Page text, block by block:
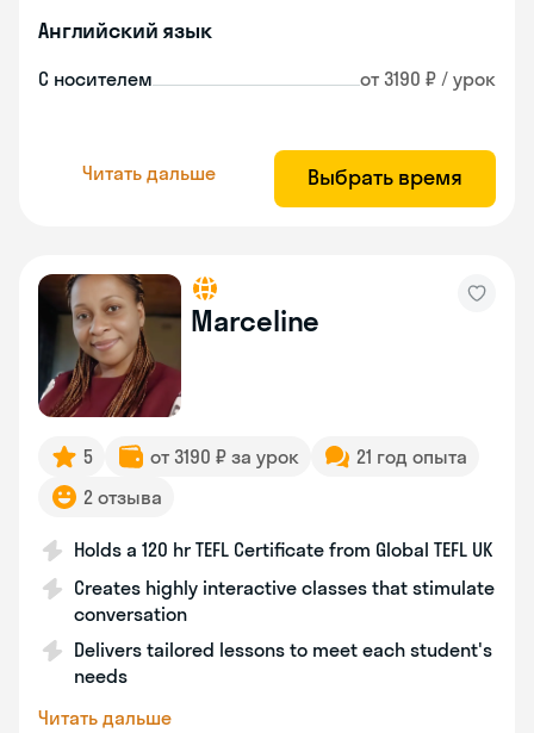
Английский язык
С носителем от 3190 ₽ / урок
Читать дальше Выбрать время
Marceline
5 от 3190 ₽ за урок
21 год опыта
2 отзыва
Holds a 120 hr TEFL Certificate from Global TEFL UK
Creates highly interactive classes that stimulate
conversation
Delivers tailored lessons to meet each student's
needs
Читать дальше